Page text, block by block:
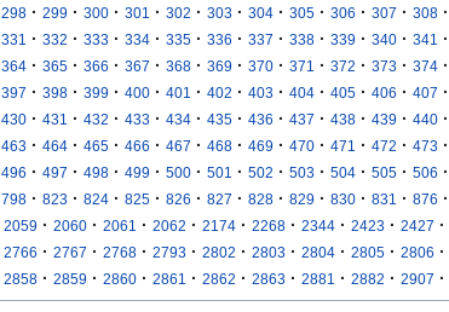
298 · 299 · 300 · 301 · 302 · 303 · 304 · 305 · 306 · 307 · 308 ·
331 · 332 · 333 · 334 · 335 · 336 · 337 · 338 · 339 · 340 · 341 ·
364 · 365 · 366 · 367 · 368 · 369 · 370 · 371 · 372 · 373 · 374 ·
397 · 398 · 399 · 400 · 401 · 402 · 403 · 404 · 405 · 406 · 407 ·
430 · 431 · 432 · 433 · 434 · 435 · 436 · 437 · 438 · 439 · 440 ·
463 · 464 · 465 · 466 · 467 · 468 · 469 · 470 · 471 · 472 · 473 ·
496 · 497 · 498 · 499 · 500 · 501 · 502 · 503 · 504 · 505 · 506 ·
798 · 823 · 824 · 825 · 826 · 827 · 828 · 829 · 830 · 831 · 876 ·
2059 · 2060 · 2061 · 2062 · 2174 · 2268 · 2344 · 2423 · 2427 ·
2766 · 2767 · 2768 · 2793 · 2802 · 2803 · 2804 · 2805 · 2806 ·
2858 · 2859 · 2860 · 2861 · 2862 · 2863 · 2881 · 2882 · 2907 ·